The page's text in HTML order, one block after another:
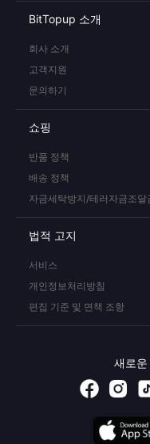
BitTopup 소개
회사 소개
고객지원
문의하기
쇼핑
반품 정책
배송 정책
자금세탁방지/테러자금조
법적 고지
서비스
개인정보처리방침
편집 기준 및 면책 조항
새로운